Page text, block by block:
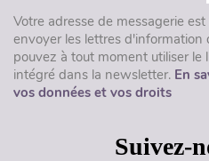
Votre adresse de messagerie
envoyer les lettres d'information
pouvez à tout moment utiliser
intégré dans la newsletter. En
vos données et vos droits
Suivez-